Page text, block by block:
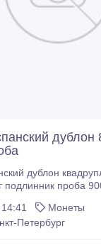
дублон
дублон
проба
Монеты
Петербург